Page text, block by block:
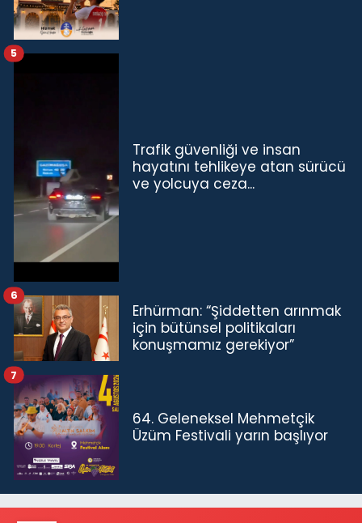
Trafik güvenliği ve insan
hayatını tehlikeye atan sürücü
ve yolcuya ceza...
5
Erhürman: “Şiddetten arınmak
için bütünsel politikaları
konuşmamız gerekiyor”
6
64. Geleneksel Mehmetçik
Üzüm Festivali yarın başlıyor
7